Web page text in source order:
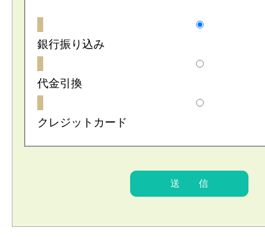
銀行振り込み
代金引換
クレジットカード